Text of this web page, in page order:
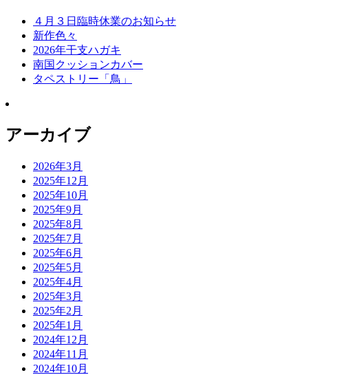
４月３日臨時休業のお知らせ
新作色々
2026年干支ハガキ
南国クッションカバー
タペストリー「鳥」
アーカイブ
2026年3月
2025年12月
2025年10月
2025年9月
2025年8月
2025年7月
2025年6月
2025年5月
2025年4月
2025年3月
2025年2月
2025年1月
2024年12月
2024年11月
2024年10月